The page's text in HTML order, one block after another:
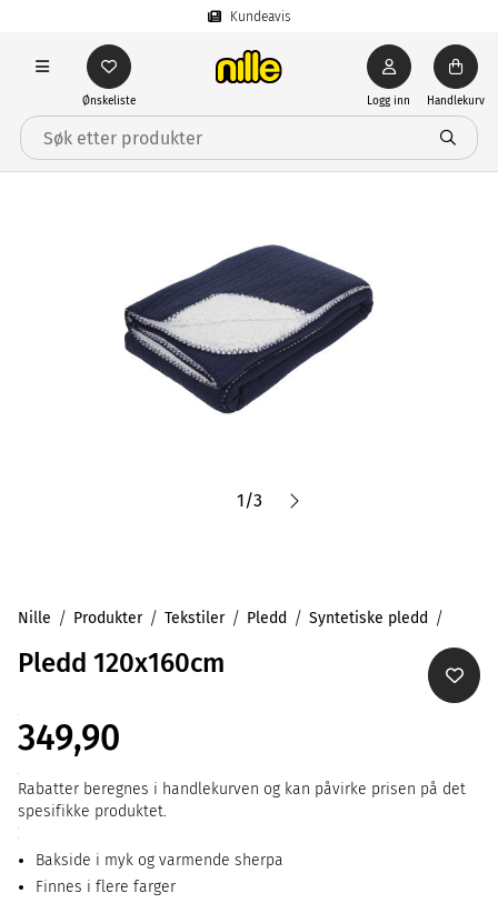
Kundeavis
Ønskeliste Logg inn Handlekurv
1/3
Nille Produkter Tekstiler Pledd Syntetiske pledd
Pledd 120x160cm
349,90
Rabatter beregnes i handlekurven og kan påvirke prisen på det
spesifikke produktet.
Bakside i myk og varmende sherpa
Finnes i flere farger